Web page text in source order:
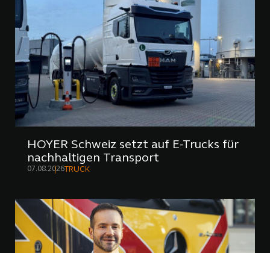
HOYER Schweiz setzt auf E-Trucks für
nachhaltigen Transport
07.08.2026 TRUCK